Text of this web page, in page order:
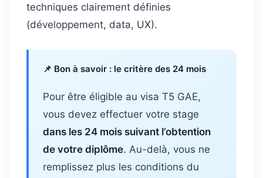
techniques clairement définies
(développement, data, UX).
📌 Bon à savoir : le critère des 24 mois
Pour être éligible au visa T5 GAE,
vous devez effectuer votre stage
dans les 24 mois suivant l’obtention
de votre diplôme. Au-delà, vous ne
remplissez plus les conditions du